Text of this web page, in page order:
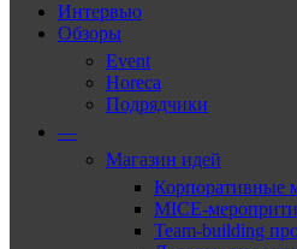
Интервью
Обзоры
Event
Horeca
Подрядчики
—
Магазин идей
Корпоративные
MICE-
Team-building